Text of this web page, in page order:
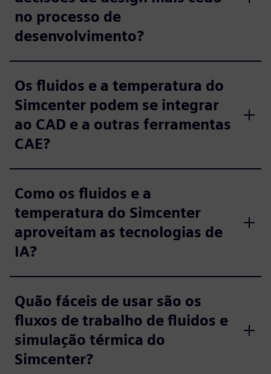
no processo de
desenvolvimento?
Os fluidos e a temperatura do
Simcenter podem se integrar
ao CAD e a outras ferramentas
CAE?
Como os fluidos e a
temperatura do Simcenter
aproveitam as tecnologias de
IA?
Quão fáceis de usar são os
fluxos de trabalho de fluidos e
simulação térmica do
Simcenter?